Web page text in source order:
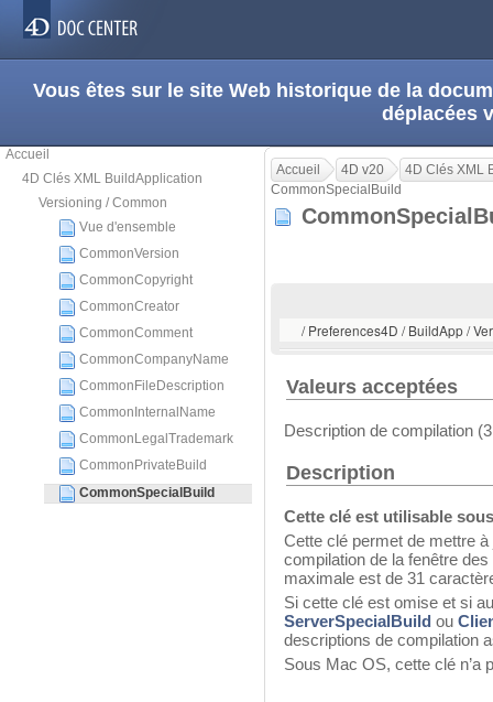
Vous êtes sur le site Web historique de la
déplacées
Accueil
4D Clés XML BuildApplication
Versioning / Common
Vue d'ensemble
CommonVersion
CommonCopyright
CommonCreator
CommonComment
CommonCompanyName
CommonFileDescription
CommonInternalName
CommonLegalTrademark
CommonPrivateBuild
CommonSpecialBuild
Accueil 4D v20
4D Clés XML
CommonSpecialBuild
/ Preferences4D / BuildApp /
Valeurs acceptées
Description de compilation
Description
Cette clé est utilisable
Cette clé permet de mettre
compilation de la fenêtre
maximale est de 31
Si cette clé est omise et si
ServerSpecialBuild ou
descriptions de compilation
Sous Mac OS, cette clé n’a